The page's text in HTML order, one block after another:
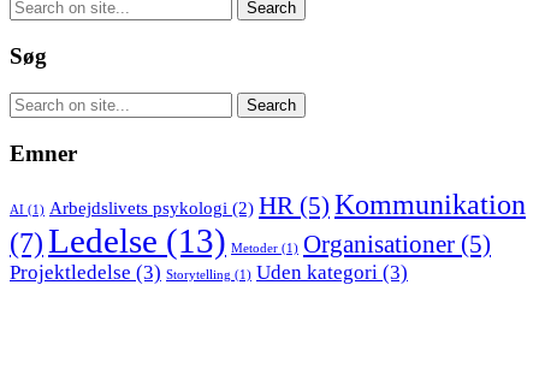
Søg
Emner
AI (1) Arbejdslivets psykologi (2) HR (5) Kommunikation
(7)Ledelse (13) Metoder (1) Organisationer (5)
Projektledelse (3) Storytelling (1) Uden kategori (3)